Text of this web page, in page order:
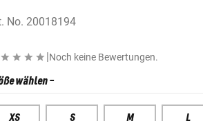
No. 20018194
|Noch keine Bewertungen.
wählen-
XS S M L